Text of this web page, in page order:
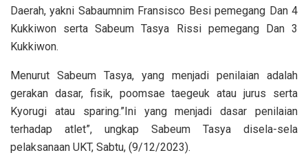
Daerah, yakni Sabaumnim Fransisco Besi pemegang Dan 4
Kukkiwon serta Sabeum Tasya Rissi pemegang Dan 3
Kukkiwon.
Menurut Sabeum Tasya, yang menjadi penilaian adalah
gerakan dasar, fisik, poomsae taegeuk atau jurus serta
Kyorugi atau sparing.”Ini yang menjadi dasar penilaian
terhadap atlet”, ungkap Sabeum Tasya disela-sela
pelaksanaan UKT, Sabtu, (9/12/2023).